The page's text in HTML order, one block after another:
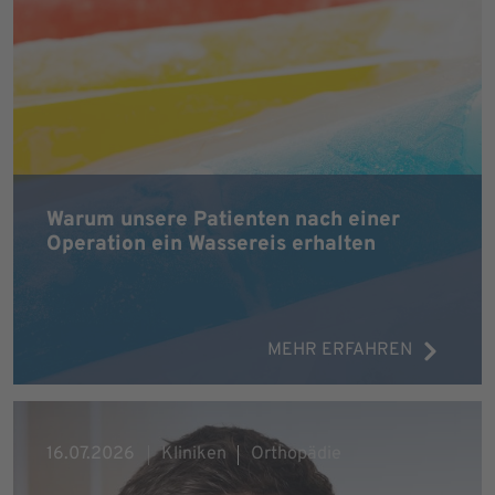
Warum unsere Patienten nach einer
Operation ein Wassereis erhalten
MEHR ERFAHREN
16.07.2026 Kliniken Orthopädie